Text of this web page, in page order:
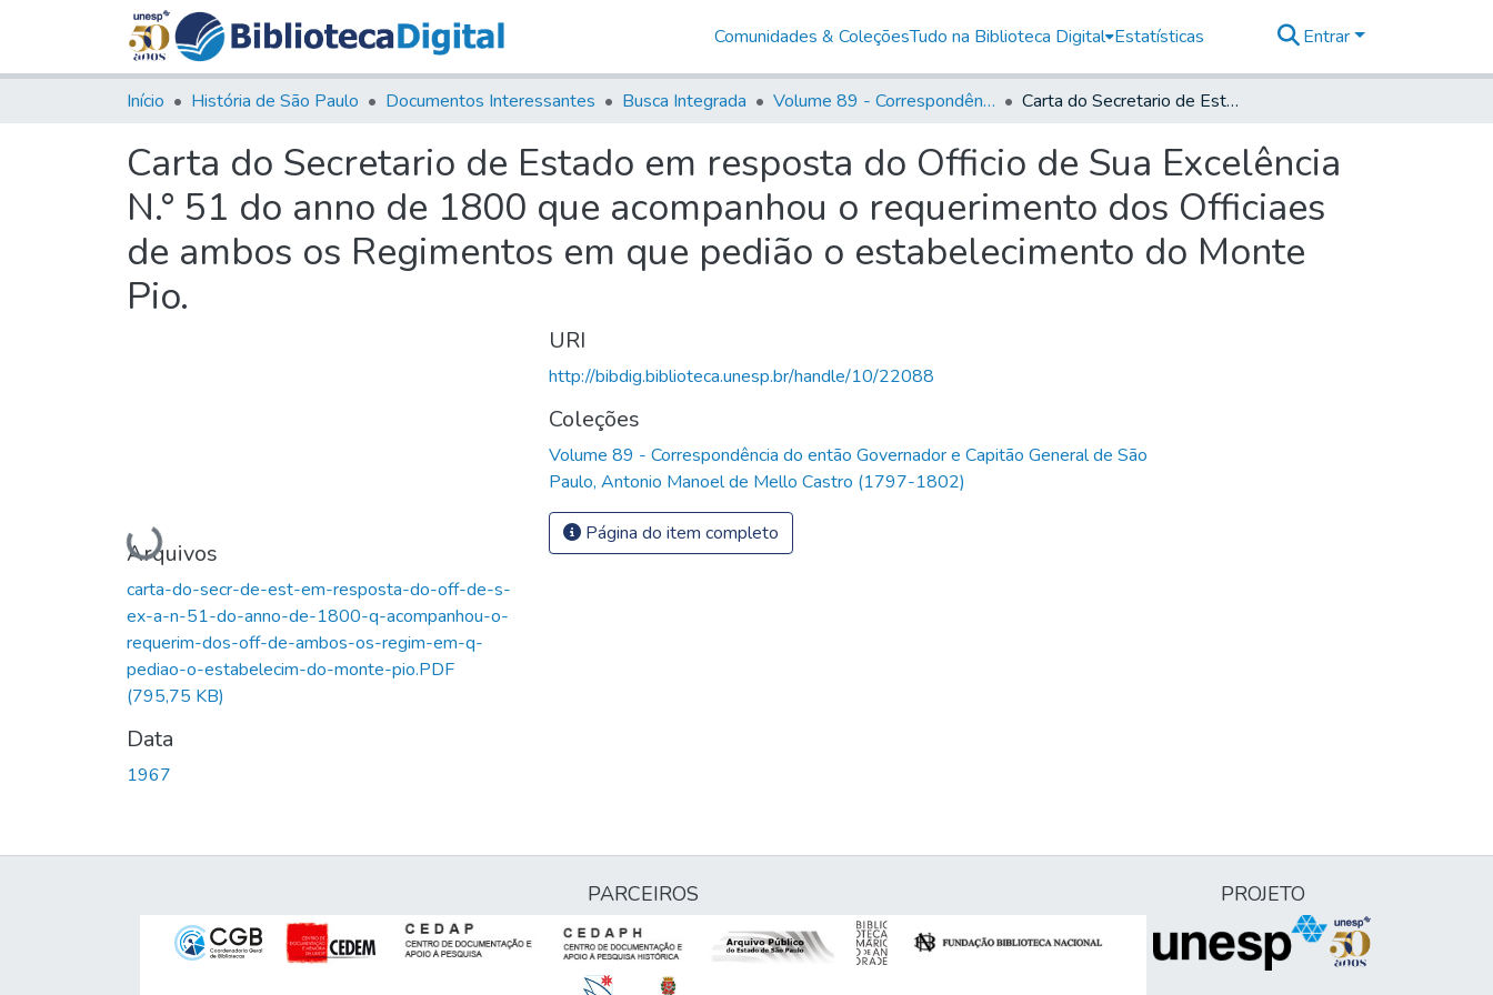
Comunidades & ColeçõesTudo na Biblioteca Digital Estatísticas Entrar
Início História de São Paulo Documentos Interessantes Busca Integrada Volume 89 - Correspondência do então Governador e Capitão General de São Paulo, Antonio Manoel de Mello Castro (1797-1802) Carta do Secretario de Estado em resposta do Officio de Sua Excelência N.° 51 do anno de 1800 que acompanhou o requerimento dos Officiaes de ambos os Regimentos em que pedião o estabelecimento do Monte Pio.
Carta do Secretario de Estado em resposta do Officio de Sua Excelência
N.° 51 do anno de 1800 que acompanhou o requerimento dos Officiaes
de ambos os Regimentos em que pedião o estabelecimento do Monte
Pio.
Carregando...
Arquivos
carta-do-secr-de-est-em-resposta-do-off-de-s-
ex-a-n-51-do-anno-de-1800-q-acompanhou-o-
requerim-dos-off-de-ambos-os-regim-em-q-
pediao-o-estabelecim-do-monte-pio.PDF
(795,75 KB)
Data
1967
URI
http://bibdig.biblioteca.unesp.br/handle/10/22088
Coleções
Volume 89 - Correspondência do então Governador e Capitão General de São
Paulo, Antonio Manoel de Mello Castro (1797-1802)
Página do item completo
PARCEIROS PROJETO